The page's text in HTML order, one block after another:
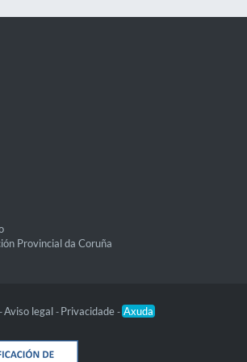
Provincial da Coruña
-Aviso legal - Privacidade - Axuda